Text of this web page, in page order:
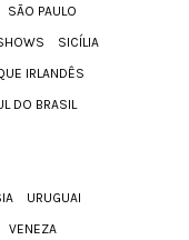
SÃO PAULO
SICÍLIA
IRLANDÊS
DO BRASIL
URUGUAI
VENEZA